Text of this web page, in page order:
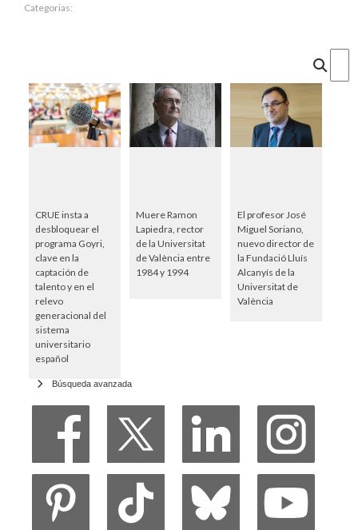
Categorias:
CRUE insta a
desbloquear el
programa Goyri,
clave en la
captación de
talento y en el
relevo
generacional del
sistema
universitario
español
Muere Ramon
Lapiedra, rector
de la Universitat
de València entre
1984 y 1994
El profesor José
Miguel Soriano,
nuevo director de
la Fundació Lluís
Alcanyís de la
Universitat de
València
Búsqueda avanzada